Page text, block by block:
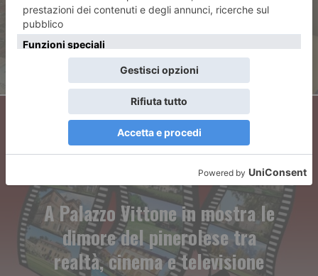
Carol Rama
ARTICOLO SUCCESSIVO
A Palazzo Vittone in mostra le
dimore del pinerolese tra
realtà, cinema e televisione